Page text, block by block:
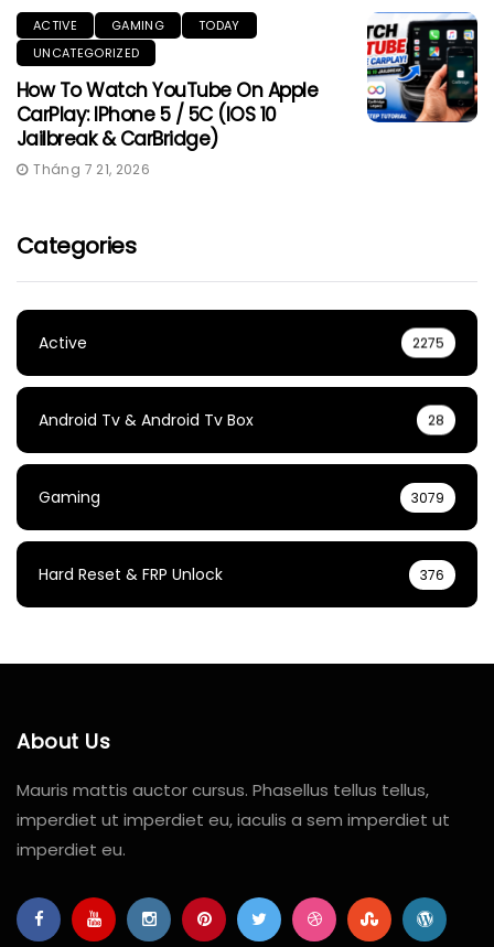
ACTIVE GAMING
TODAY
UNCATEGORIZED
How To Watch YouTube On Apple
CarPlay: IPhone 5 / 5C (iOS 10
Jailbreak & CarBridge)
Tháng 7 21, 2026
Categories
Active 2275
Android Tv & Android Tv Box 28
Gaming 3079
Hard Reset & FRP Unlock 376
About Us
Mauris mattis auctor cursus. Phasellus tellus tellus,
imperdiet ut imperdiet eu, iaculis a sem imperdiet ut
imperdiet eu.